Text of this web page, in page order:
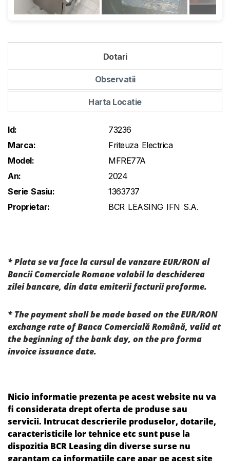
Dotari
Observatii
Harta Locatie
Id:
73236
Marca:
Friteuza Electrica
Model:
MFRE77A
An:
2024
Serie Sasiu:
1363737
Proprietar:
BCR LEASING IFN S.A.
* Plata se va face la cursul de vanzare EUR/RON al
Bancii Comerciale Romane valabil la deschiderea
zilei bancare, din data emiterii facturii proforme.
* The payment shall be made based on the EUR/RON
exchange rate of Banca Comercială Română, valid at
the beginning of the bank day, on the pro forma
invoice issuance date.
Nicio informatie prezenta pe acest website nu va
fi considerata drept oferta de produse sau
servicii. Intrucat descrierile produselor, dotarile,
caracteristicile lor tehnice etc sunt puse la
dispozitia BCR Leasing din diverse surse nu
garantam ca informatiile care apar pe acest site